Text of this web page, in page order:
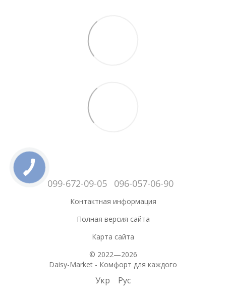
099-672-09-05 096-057-06-90
Контактная информация
Полная версия сайта
Карта сайта
© 2022—2026
Daisy-Market - Комфорт для каждого
Укр Рус